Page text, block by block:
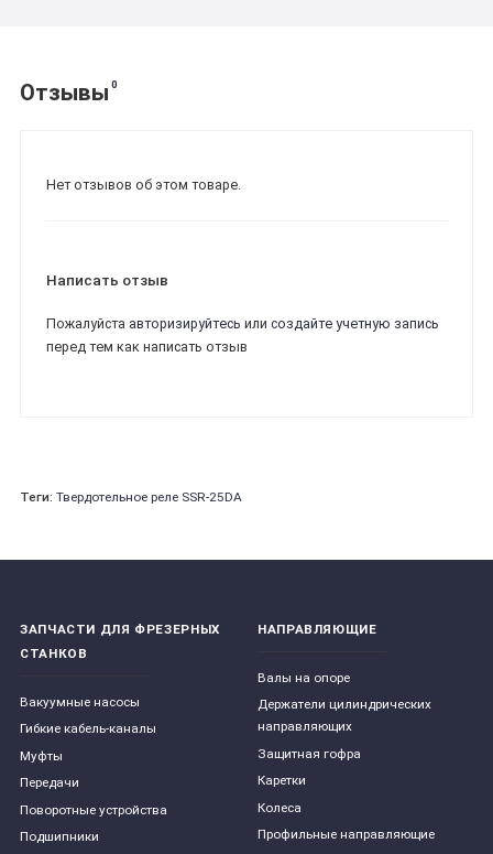
Отзывы 0
Нет отзывов об этом товаре.
Написать отзыв
Пожалуйста авторизируйтесь или создайте учетную запись
перед тем как написать отзыв
Теги: Твердотельное реле SSR-25DA
ЗАПЧАСТИ ДЛЯ ФРЕЗЕРНЫХ
СТАНКОВ
Вакуумные насосы
Гибкие кабель-каналы
Муфты
Передачи
Поворотные устройства
Подшипники
НАПРАВЛЯЮЩИЕ
Валы на опоре
Держатели цилиндрических
направляющих
Защитная гофра
Каретки
Колеса
Профильные направляющие